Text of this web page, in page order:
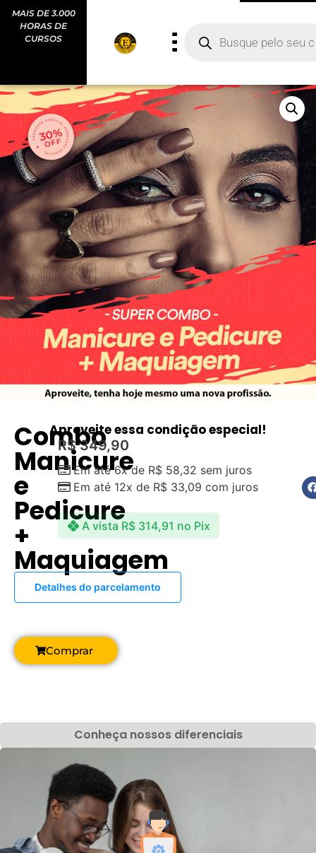
MAIS DE 3.000
HORAS DE
CURSOS
VOCÊ
ESCOLHER
Combo
Manicure
e
Pedicure
+
Maquiagem
Aproveite essa condição especial!
R$349,90
Em até 6x de R$ 58,32 sem juros
Em até 12x de R$ 33,09 com juros
A vista R$314,91 no Pix
Detalhes do parcelamento
Comprar
Conheça nossos diferenciais